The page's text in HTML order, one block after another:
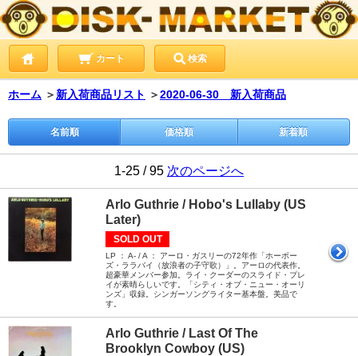
カート 検索
ホーム ＞ 新入荷商品リスト ＞2020-06-30 新入荷商品
名前順 価格順 新着順
1-25 / 95 次のページへ
Arlo Guthrie / Hobo's Lullaby (US
Later)
SOLD OUT
LP ： A- / A ： アーロ・ガスリーの72年作「ホーボー
ズ・ララバイ（放浪者の子守歌）」。アーロの代表作。
超豪華メンバー参加。ライ・クーダーのスライド・プレ
イが素晴らしいです。「シティ・オブ・ニュー・オーリ
ンズ」収録。シンガーソングライター基本盤。美品で
す。
Arlo Guthrie / Last Of The
Brooklyn Cowboy (US)